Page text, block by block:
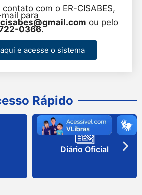
com o ER-CISABES,
para
ou pelo
0366.
e acesse o sistema
Rápido
Diário Oficial